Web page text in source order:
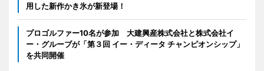
用した新作かき氷が新登場！
プロゴルファー10名が参加 大建興産株式会社と株式会社イ
ー・グルーブが「第３回 イー・ディータ チャンピオンシップ」
を共同開催